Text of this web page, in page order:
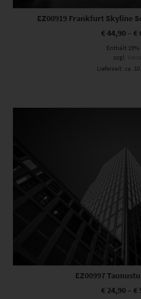
EZ00919 Frankfurt Skyline
€44,90 – €
Enthält 19%
zzgl.
Lieferzeit: ca.
Dieses Produkt weist mehrere
EZ00997
€ 24,90 – €